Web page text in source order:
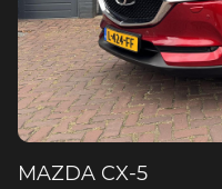
MAZDA CX-5